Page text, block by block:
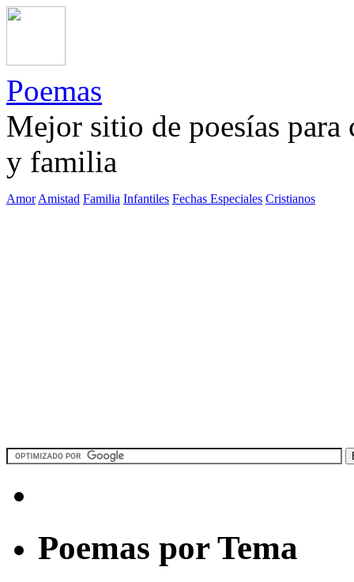
Poemas
Mejor sitio de poesías
y familia
Amor Amistad Familia Infantiles Fechas Especiales Cristianos
Poemas por Tema